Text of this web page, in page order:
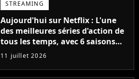
STREAMING
Aujourd'hui sur Netflix : L'une
des meilleures séries d'action de
tous les temps, avec 6 saisons
parfaites
11 juillet 2026